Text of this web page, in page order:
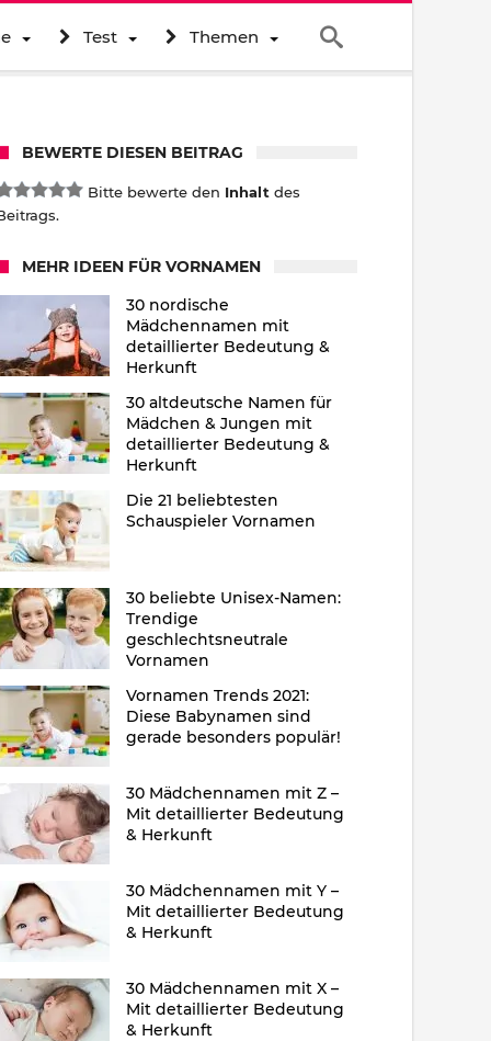
Test Themen
BEWERTE DIESEN BEITRAG
Bitte bewerte den Inhalt des
MEHR IDEEN FÜR VORNAMEN
30 nordische
Mädchennamen mit
detaillierter Bedeutung &
Herkunft
30 altdeutsche Namen für
Mädchen & Jungen mit
detaillierter Bedeutung &
Herkunft
Die 21 beliebtesten
Schauspieler Vornamen
30 beliebte Unisex-Namen:
Trendige
geschlechtsneutrale
Vornamen
Vornamen Trends 2021:
Diese Babynamen sind
gerade besonders populär!
30 Mädchennamen mit Z –
Mit detaillierter Bedeutung
& Herkunft
30 Mädchennamen mit Y –
Mit detaillierter Bedeutung
& Herkunft
30 Mädchennamen mit X –
Mit detaillierter Bedeutung
& Herkunft